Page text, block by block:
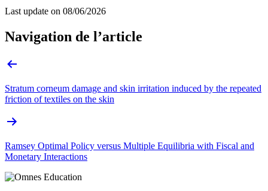
Last update on 08/06/2026
Navigation de l’article
Stratum corneum damage and skin irritation induced by the repeated
friction of textiles on the skin
Ramsey Optimal Policy versus Multiple Equilibria with Fiscal and
Monetary Interactions